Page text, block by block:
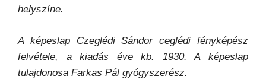
helyszíne.
A képeslap Czeglédi Sándor ceglédi fényképész
felvétele, a kiadás éve kb. 1930. A képeslap
tulajdonosa Farkas Pál gyógyszerész.